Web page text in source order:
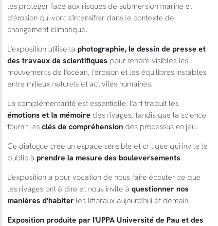
les protéger face aux risques de submersion marine et
d'érosion qui vont s'intensifier dans le contexte de
changement climatique.
L'exposition utilise la photographie, le dessin de presse et
des travaux de scientifiques pour rendre visibles les
mouvements de l'océan, l'érosion et les équilibres instables
entre milieux naturels et activités humaines.
La complémentarité est essentielle: l'art traduit les
émotions et la mémoire des rivages, tandis que la science
fournit les clés de compréhension des processus en jeu.
Ce dialogue crée un espace sensible et critique qui invite le
public à prendre la mesure des bouleversements.
L'exposition a pour vocation de nous faire écouter ce que
les rivages ont à dire et nous invite à questionner nos
manières d'habiter les littoraux aujourd'hui et demain.
Exposition produite par l'UPPA Université de Pau et des